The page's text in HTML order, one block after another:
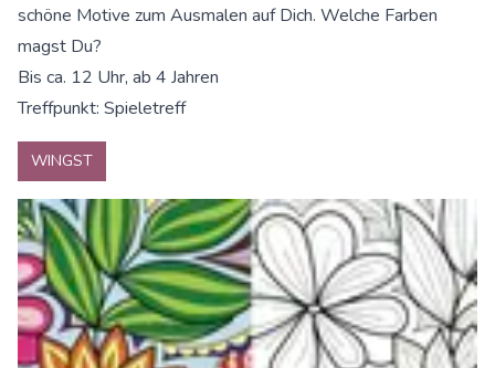
schöne Motive zum Ausmalen auf Dich. Welche Farben
magst Du?
Bis ca. 12 Uhr, ab 4 Jahren
Treffpunkt: Spieletreff
WINGST